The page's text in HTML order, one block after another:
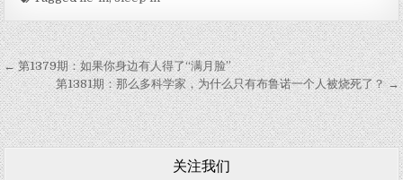
W
e
i
b
o
t
e
r
b
o
o
k
e
r
e
s
t
n
o
t
e
i
t
l
r
文章导航
← 第1379期：如果你身边有人得了“满月脸”
第1381期：那么多科学家，为什么只有布鲁诺一个人被烧死了？ →
关注我们